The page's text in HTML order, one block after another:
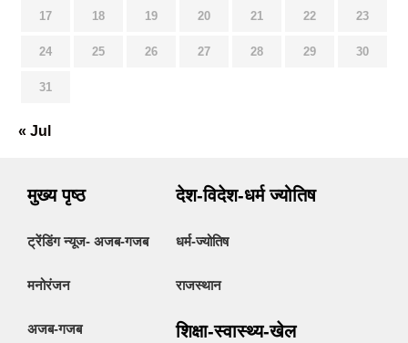
17 18 19 20 21 22 23
24 25 26 27 28 29 30
31
« Jul
मुख्य पृष्ठ
ट्रेंडिंग न्यूज- अजब-गजब
मनोरंजन
अजब-गजब
देश-विदेश-धर्म ज्योतिष
धर्म-ज्योतिष
राजस्थान
शिक्षा-स्वास्थ्य-खेल